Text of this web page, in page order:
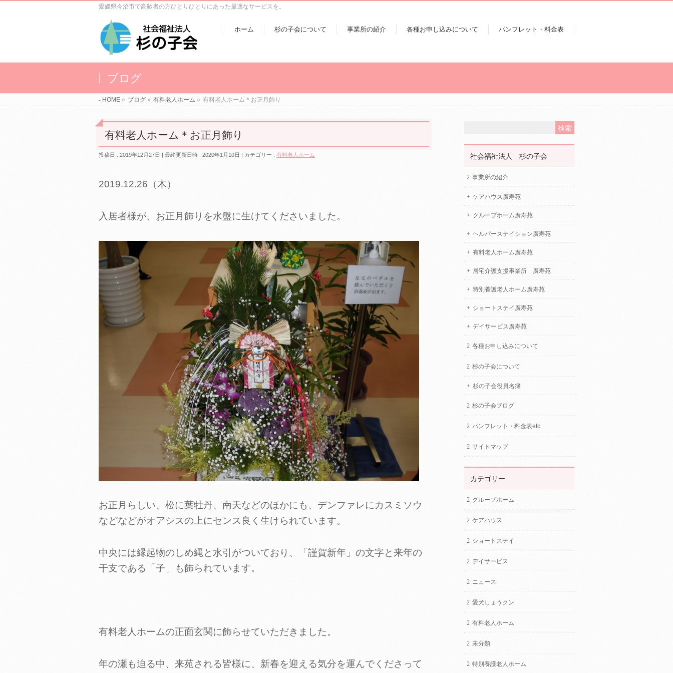
愛媛県今治市で高齢者の方ひとりひとりにあった最適なサービスを。
ホーム 杉の子会について 事業所の紹介 各種お申し込みについて パンフレット・料金表
ブログ
HOME » ブログ » 有料老人ホーム » 有料老人ホーム＊お正月飾り
有料老人ホーム＊お正月飾り
投稿日 : 2019年12月27日 最終更新日時 : 2020年1月10日 カテゴリー : 有料老人ホーム
2019.12.26（木）
入居者様が、お正月飾りを水盤に生けてくださいました。
お正月らしい、松に葉牡丹、南天などのほかにも、デンファレにカスミソウ
などなどがオアシスの上にセンス良く生けられています。
中央には縁起物のしめ縄と水引がついており、「謹賀新年」の文字と来年の
干支である「子」も飾られています。
有料老人ホームの正面玄関に飾らせていただきました。
年の瀬も迫る中、来苑される皆様に、新春を迎える気分を運んでくださって
社会福祉法人 杉の子会
事業所の紹介
ケアハウス廣寿苑
グループホーム廣寿苑
ヘルパーステイション廣寿苑
有料老人ホーム廣寿苑
居宅介護支援事業所 廣寿苑
特別養護老人ホーム廣寿苑
ショートステイ廣寿苑
デイサービス廣寿苑
各種お申し込みについて
杉の子会について
杉の子会役員名簿
杉の子会ブログ
パンフレット・料金表etc
サイトマップ
カテゴリー
グループホーム
ケアハウス
ショートステイ
デイサービス
ニュース
愛犬しょうクン
有料老人ホーム
未分類
特別養護老人ホーム